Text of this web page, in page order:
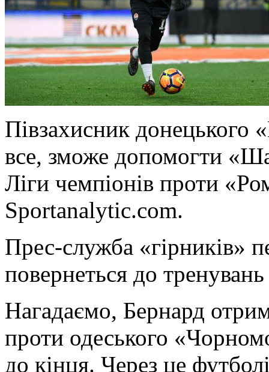
Півзaxисник донецького
все, зможе допомогти
Ліги чемпіонів проти
Sportanalytic.com.
Прес-служба «гірників»
повернеться до
Нагадаємо, Бернард
проти одеського
до кінця. Через це